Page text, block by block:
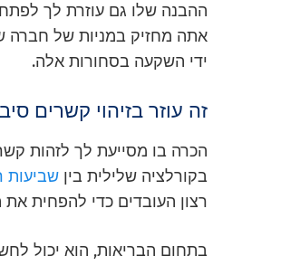
ההבנה שלו גם עוזרת לך לפתח
אתה מחזיק במניות של חברה
ידי השקעה בסחורות אלה.
זה עוזר בזיהוי קשרים
הכרה בו מסייעת לך לזהות
בקורלציה שלילית בין שביעות
רצון העובדים כדי להפחית את
בתחום הבריאות, הוא יכול